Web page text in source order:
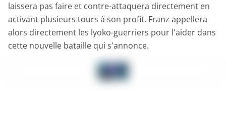
laissera pas faire et contre-attaquera directement en
activant plusieurs tours à son profit. Franz appellera
alors directement les lyoko-guerriers pour l'aider dans
cette nouvelle bataille qui s'annonce.